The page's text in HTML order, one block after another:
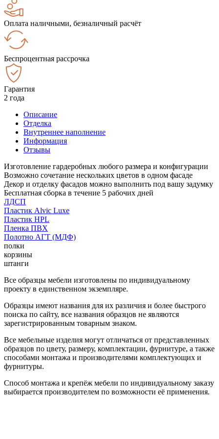
Оплата наличными, безналичный расчёт
Беспроцентная рассрочка
Гарантия
2 года
Описание
Отделка
Внутреннее наполнение
Информация
Отзывы
Изготовление гардеробных любого размера и конфигурации
Возможно сочетание нескольких цветов в одном фасаде
Декор и отделку фасадов можно выполнить под вашу задумку
Бесплатная сборка в течение 5 рабочих дней
ЛДСП
Пластик Alvic Luxe
Пластик HPL
Пленка ПВХ
Полотно АГТ (МДФ)
полки
корзины
штанги
Все образцы мебели изготовлены по индивидуальному
проекту в единственном экземпляре.
Образцы имеют названия для их различия и более быстрого
поиска по сайту, все названия образцов не являются
зарегистрированным товарным знаком.
Все мебельные изделия могут отличаться от представленных
образцов по цвету, размеру, комплектации, фурнитуре, а также
способами монтажа и производителями комплектующих и
фурнитуры.
Способ монтажа и крепёж мебели по индивидуальному заказу
выбирается производителем по возможности её применения.